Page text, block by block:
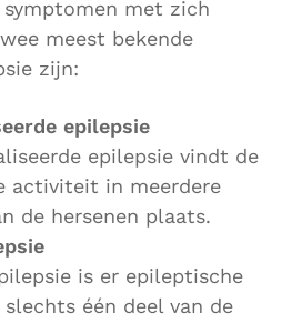
met zich
meest bekende
zijn:
epilepsie
epilepsie vindt de
activiteit in meerdere
de hersenen plaats.
is er epileptische
één deel van de